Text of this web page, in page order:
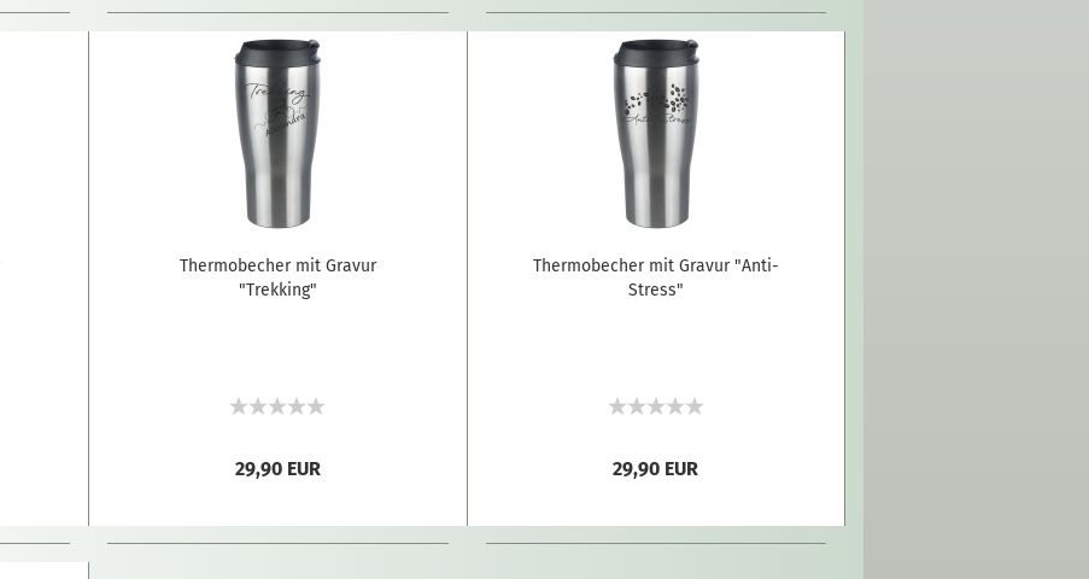
Thermobecher mit Gravur
"Trekking"
29,90 EUR
Thermobecher mit Gravur "Anti-
Stress"
29,90 EUR